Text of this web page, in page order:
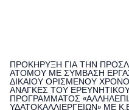
ΠΡΟΚΗΡΥΞΗ ΓΙΑ ΤΗΝ
ΑΤΟΜΟΥ ΜΕ ΣΥΜΒΑΣΗ
ΔΙΚΑΙΟΥ ΟΡΙΣΜΕΝΟΥ
ΑΝΑΓΚΕΣ ΤΟΥ
ΠΡΟΓΡΑΜΜΑΤΟΣ
ΥΔΑΤΟΚΑΛΛΙΕΡΓΕΙΩΝ» ΜΕ